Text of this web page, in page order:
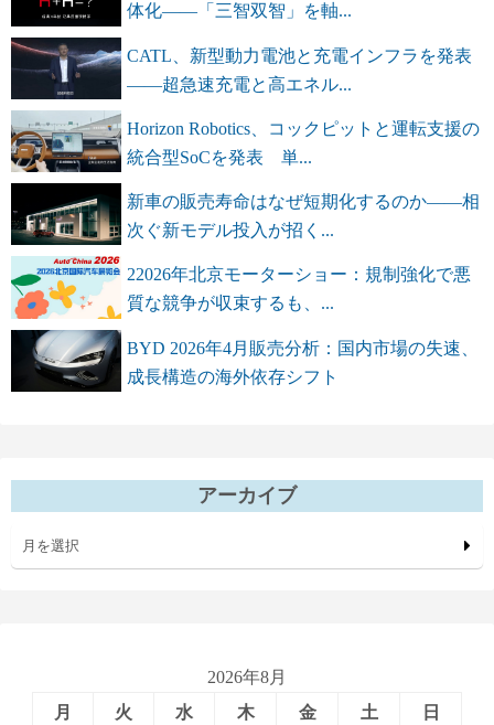
体化――「三智双智」を軸...
CATL、新型動力電池と充電インフラを発表
――超急速充電と高エネル...
Horizon Robotics、コックピットと運転支援の
統合型SoCを発表 単...
新車の販売寿命はなぜ短期化するのか――相
次ぐ新モデル投入が招く...
22026年北京モーターショー：規制強化で悪
質な競争が収束するも、...
BYD 2026年4月販売分析：国内市場の失速、
成長構造の海外依存シフト
アーカイブ
月を選択
2026年8月
月
火 水 木 金 土 日